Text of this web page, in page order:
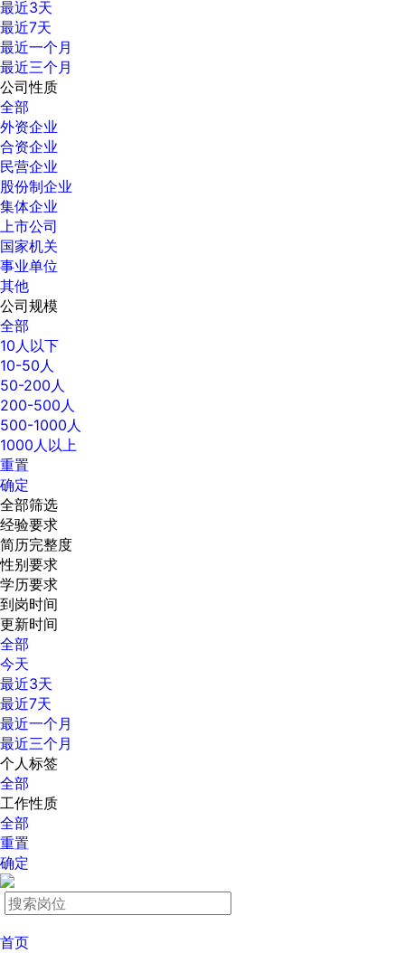
最近3天
最近7天
最近一个月
最近三个月
公司性质
全部
外资企业
合资企业
民营企业
股份制企业
集体企业
上市公司
国家机关
事业单位
其他
公司规模
全部
10人以下
10-50人
50-200人
200-500人
500-1000人
1000人以上
重置
确定
全部筛选
经验要求
简历完整度
性别要求
学历要求
到岗时间
更新时间
全部
今天
最近3天
最近7天
最近一个月
最近三个月
个人标签
全部
工作性质
全部
重置
确定
首页